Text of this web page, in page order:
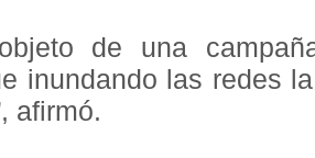
de una
inundando las redes
afirmó.